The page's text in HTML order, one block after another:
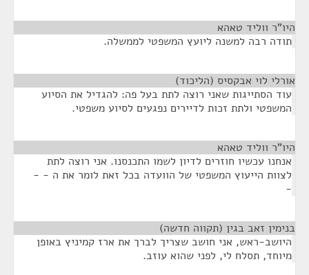
היו"ר ווליד טאהא
תודה רבה למשנה ליועץ המשפטי לממשלה.
אורלי לוי אבקסיס (הליכוד)
עוד הסתייגות שאני רוצה לתת בעל פה: להגדיל את הסיוע
המשפטי ולתת זכות לדיירים נפגעים לסיוע משפטי.
היו"ר ווליד טאהא
אנחנו עכשיו חוזרים לדיון לשמו התכנסנו. אני רוצה לתת
לצוות הייעוץ המשפטי של הוועדה בכל זאת לומר את ה - -
-
בנימין זאב בגין (תקווה חדשה)
היושב-ראש, אני חושב שצריך לברך את ארז קמיניץ באופן
מיוחד, תסלח לי, לפני שהוא עוזב.